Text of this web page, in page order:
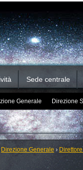
Sede centrale
Generale Direzione
Direzione Generale ›